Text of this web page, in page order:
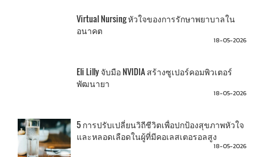
Virtual Nursing หัวใจของการรักษาพยาบาลใน
อนาคต
18-05-2026
Eli Lilly จับมือ NVIDIA สร้างซูเปอร์คอมพิวเตอร์
พัฒนายา
18-05-2026
5 การปรับเปลี่ยนวิถีชีวิตเพื่อปกป้องสุขภาพหัวใจ
และหลอดเลือดในผู้ที่มีคอเลสเตอรอลสูง
18-05-2026